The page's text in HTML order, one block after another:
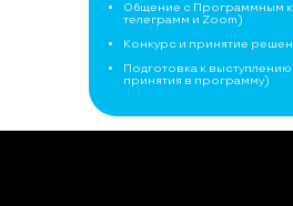
Общение с Программным
телеграмм и Zoom)
Конкурс и принятие
Подготовка к выступлению
принятия в программу)